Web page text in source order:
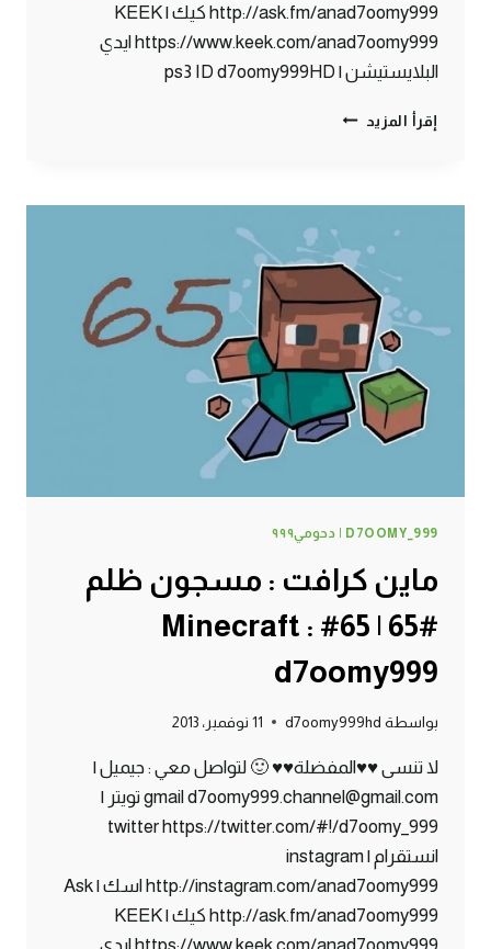
http://ask.fm/anad7oomy999 كيك | KEEK
https://www.keek.com/anad7oomy999 ايدي
البلايستيشن | ps3 ID d7oomy999HD
إقرأ المزيد ماين
5
نجوم
#66
|
66#
MINECRAFT
:
D7OOMY999
D7OOMY_999 | دحومي٩٩٩
ماين كرافت : مسجون ظلم
#65 | 65# Minecraft :
d7oomy999
بواسطة d7oomy999hd 11 نوفمبر، 2013
لا تنسى ♥♥المفضلة♥♥ 🙂 لتواصل معي : جيميل |
gmail d7oomy999.channel@gmail.com تويتر |
twitter https://twitter.com/#!/d7oomy_999
انستقرام | instagram
http://instagram.com/anad7oomy999 اسك | Ask
http://ask.fm/anad7oomy999 كيك | KEEK